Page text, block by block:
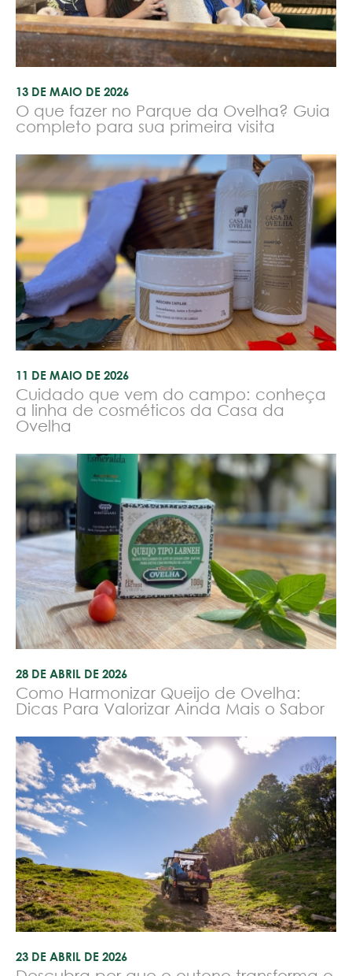
13 DE MAIO DE 2026
O que fazer no Parque da Ovelha? Guia
completo para sua primeira visita
11 DE MAIO DE 2026
Cuidado que vem do campo: conheça
a linha de cosméticos da Casa da
Ovelha
28 DE ABRIL DE 2026
Como Harmonizar Queijo de Ovelha:
Dicas Para Valorizar Ainda Mais o Sabor
23 DE ABRIL DE 2026